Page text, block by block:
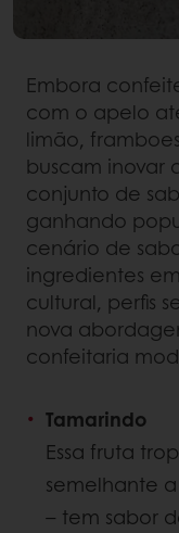
Embora
com o apelo
limão,
buscam inovar
conjunto de
ganhando
cenário de
ingredientes
cultural, perfis
nova
confeitaria
Tamarindo
Essa fruta
semelhante
– tem sabor